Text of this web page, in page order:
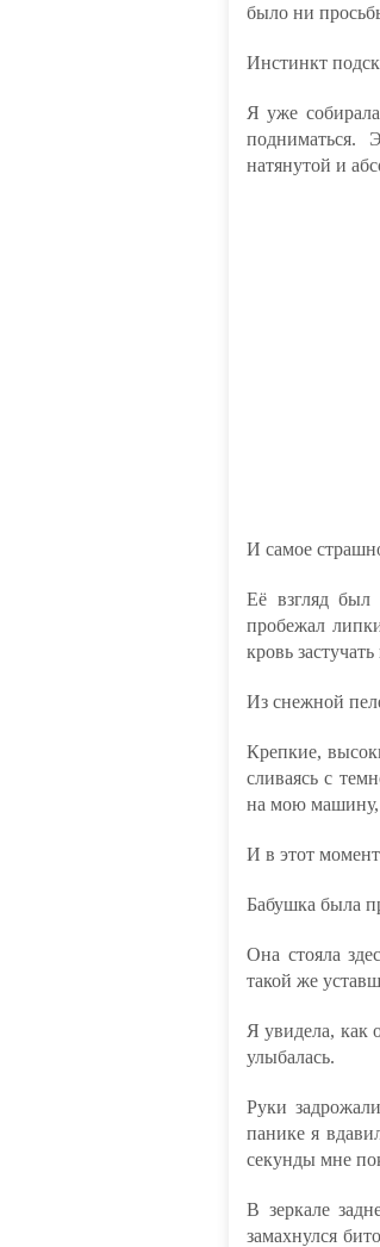
было ни
Инстинкт
Я уже
подниматься.
натянутой и
И самое
Её взгляд был
пробежал
кровь
Из снежной
Крепкие,
сливаясь с
на мою машину,
И в этот
Бабушка была
Она стояла
такой же
Я увидела, как
улыбалась.
Руки
панике я
секунды мне
В зеркале
замахнулся